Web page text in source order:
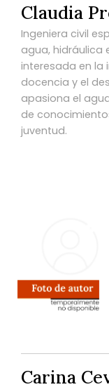
Claudia
Ingeniera civil
agua, hidráulica
interesada en la
docencia y el
apasiona el
de
juventud.
Carina